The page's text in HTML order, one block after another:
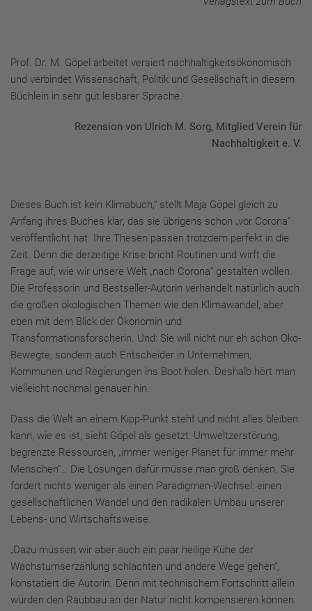
Prof. Dr. M. Göpel arbeitet versiert nachhaltigkeitsökonomisch
und verbindet Wissenschaft, Politik und Gesellschaft in diesem
Büchlein in sehr gut lesbarer Sprache.
Rezension von Ulrich M. Sorg, Mitglied Verein für
Nachhaltigkeit e. V.
Dieses Buch ist kein Klimabuch,“ stellt Maja Göpel gleich zu
Anfang ihres Buches klar, das sie übrigens schon „vor Corona“
veröffentlicht hat. Ihre Thesen passen trotzdem perfekt in die
Zeit. Denn die derzeitige Krise bricht Routinen und wirft die
Frage auf, wie wir unsere Welt „nach Corona“ gestalten wollen.
Die Professorin und Bestseller-Autorin verhandelt natürlich auch
die großen ökologischen Themen wie den Klimawandel, aber
eben mit dem Blick der Ökonomin und
Transformationsforscherin. Und: Sie will nicht nur eh schon Öko-
Bewegte, sondern auch Entscheider in Unternehmen,
Kommunen und Regierungen ins Boot holen. Deshalb hört man
vielleicht nochmal genauer hin.
Dass die Welt an einem Kipp-Punkt steht und nicht alles bleiben
kann, wie es ist, sieht Göpel als gesetzt: Umweltzerstörung,
begrenzte Ressourcen, „immer weniger Planet für immer mehr
Menschen“… Die Lösungen dafür müsse man groß denken. Sie
fordert nichts weniger als einen Paradigmen-Wechsel: einen
gesellschaftlichen Wandel und den radikalen Umbau unserer
Lebens- und Wirtschaftsweise.
„Dazu müssen wir aber auch ein paar heilige Kühe der
Wachstumserzählung schlachten und andere Wege gehen“,
konstatiert die Autorin. Denn mit technischem Fortschritt allein
würden den Raubbau an der Natur nicht kompensieren können.